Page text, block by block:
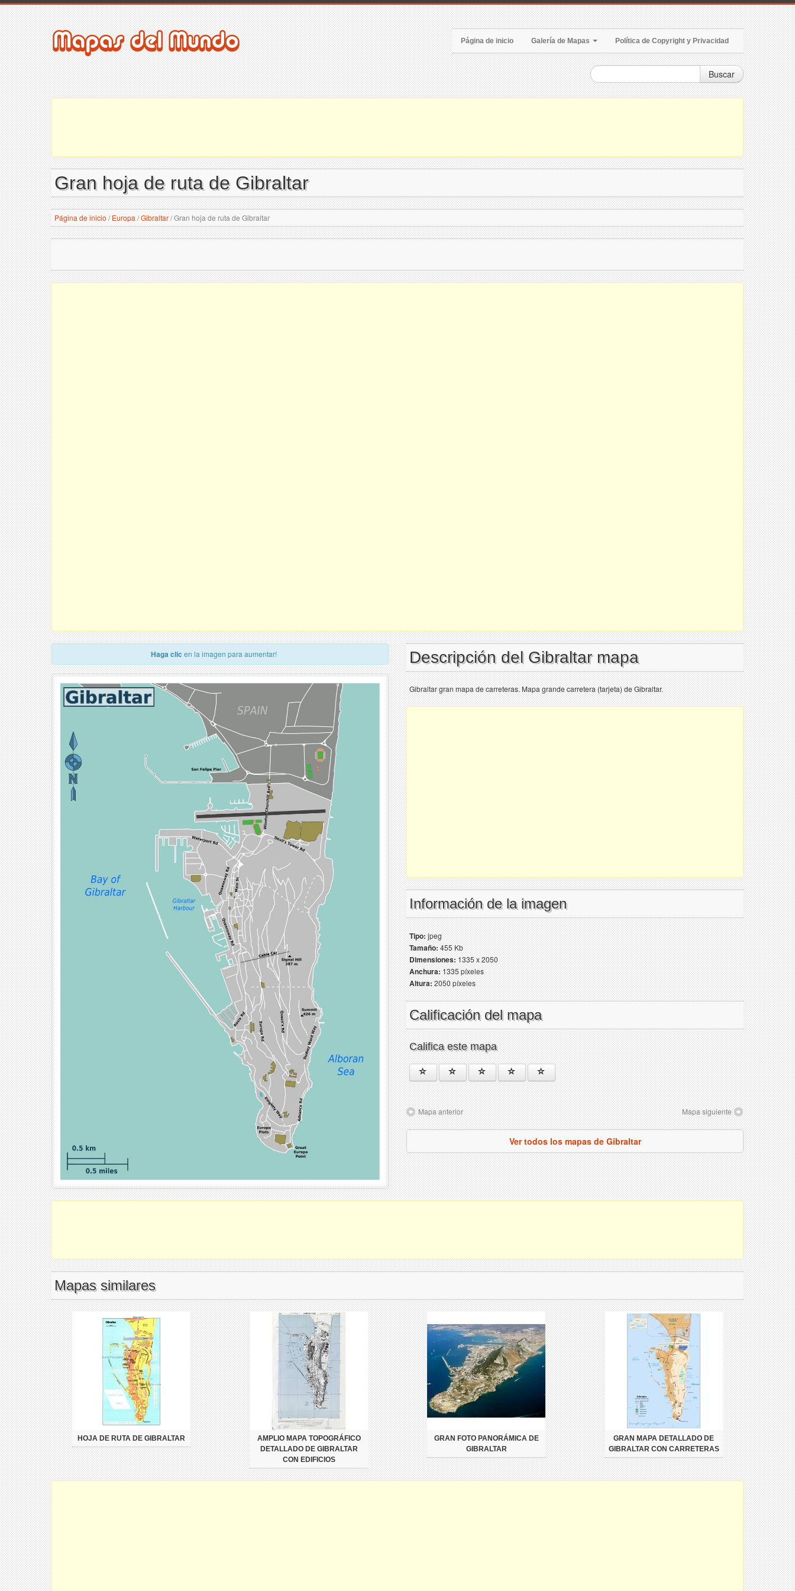
Página de inicio Galería de Mapas Política de Copyright y Privacidad
Buscar
Gran hoja de ruta de Gibraltar
Página de inicio / Europa /Gibraltar/Gran hoja de ruta de Gibraltar
Haga clic en la imagen para aumentar! Descripción del Gibraltar mapa
Gibraltar gran mapa de carreteras. Mapa grande carretera (tarjeta) de Gibraltar.
Información de la imagen
Tipo:jpeg
Tamaño:455 Kb
Dimensiones:1335 x 2050
Anchura:1335 píxeles
Altura:2050 píxeles
Calificación del mapa
Califica este mapa
Mapa anterior Mapa siguiente
Ver todos los mapas de Gibraltar
Mapas similares
HOJA DE RUTA DE GIBRALTAR
AMPLIO MAPA TOPOGRÁFICO
DETALLADO DE GIBRALTAR
CON EDIFICIOS
GRAN FOTO PANORÁMICA DE
GIBRALTAR
GRAN MAPA DETALLADO DE
GIBRALTAR CON CARRETERAS